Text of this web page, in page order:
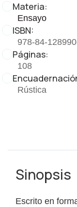
Materia:
Ensayo
ISBN:
978-84-
Páginas:
108
Rústica
Sinopsis
Escrito en